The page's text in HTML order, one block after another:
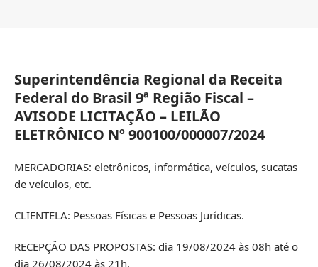
Superintendência Regional da Receita
Federal do Brasil 9ª Região Fiscal –
AVISODE LICITAÇÃO – LEILÃO
ELETRÔNICO Nº 900100/000007/2024
MERCADORIAS: eletrônicos, informática, veículos, sucatas
de veículos, etc.
CLIENTELA: Pessoas Físicas e Pessoas Jurídicas.
RECEPÇÃO DAS PROPOSTAS: dia 19/08/2024 às 08h até o
dia 26/08/2024 às 21h.